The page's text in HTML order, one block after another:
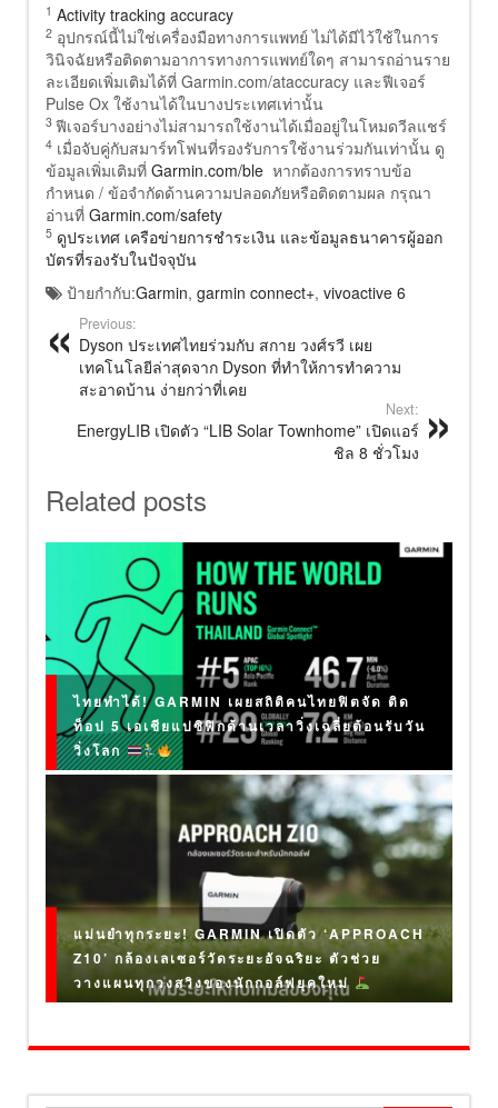
1 Activity tracking accuracy
2 อุปกรณ์นี้ไม่ใช่เครื่องมือทางการแพทย์ ไม่ได้มีไว้ใช้ในการ
วินิจฉัยหรือติดตามอาการทางการแพทย์ใดๆ สามารถอ่านราย
ละเอียดเพิ่มเติมได้ที่ Garmin.com/ataccuracy และฟีเจอร์
Pulse Ox ใช้งานได้ในบางประเทศเท่านั้น
3 ฟีเจอร์บางอย่างไม่สามารถใช้งานได้เมื่ออยู่ในโหมดวีลแชร์
4 เมื่อจับคู่กับสมาร์ทโฟนที่รองรับการใช้งานร่วมกันเท่านั้น ดู
ข้อมูลเพิ่มเติมที่ Garmin.com/ble หากต้องการทราบข้อ
กำหนด / ข้อจำกัดด้านความปลอดภัยหรือติดตามผล กรุณา
อ่านที่ Garmin.com/safety
5 ดูประเทศ เครือข่ายการชำระเงิน และข้อมูลธนาคารผู้ออก
บัตรที่รองรับในปัจจุบัน
ป้ายกำกับ:Garmin, garmin connect+, vivoactive 6
Previous:
Dyson ประเทศไทยร่วมกับ สกาย วงศ์รวี เผย
เทคโนโลยีล่าสุดจาก Dyson ที่ทำให้การทำความ
สะอาดบ้าน ง่ายกว่าที่เคย
Next:
EnergyLIB เปิดตัว “LIB Solar Townhome” เปิดแอร์
ชิล 8 ชั่วโมง
Related posts
ไทยทำได้! GARMIN เผยสถิติคนไทยฟิตจัด ติด
ท็อป 5 เอเชียแปซิฟิกด้านเวลาวิ่งเฉลี่ยต้อนรับวัน
วิ่งโลก
แม่นยำทุกระยะ! GARMIN เปิดตัว ‘APPROACH
Z10’ กล้องเลเซอร์วัดระยะอัจฉริยะ ตัวช่วย
วางแผนทุกวงสวิงของนักกอล์ฟยุคใหม่